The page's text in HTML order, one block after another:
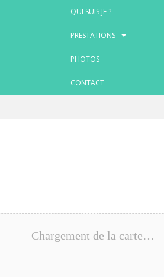
QUI SUIS JE ?
PRESTATIONS
PHOTOS
CONTACT
Chargement de la carte…